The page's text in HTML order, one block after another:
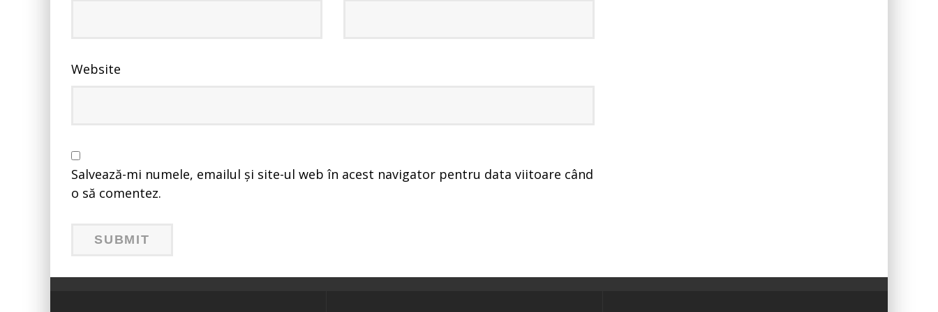
Website
Salvează-mi numele, emailul și site-ul web în acest navigator pentru data viitoare când
o să comentez.